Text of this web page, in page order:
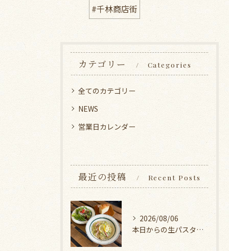
#千林商店街
カテゴリー Categories
全てのカテゴリー
NEWS
営業日カレンダー
最近の投稿 Recent Posts
2026/08/06
本日からの生パスタランチ